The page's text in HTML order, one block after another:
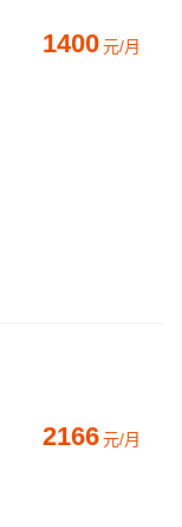
1400元/月
2166元/月